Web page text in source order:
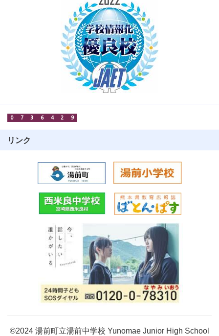
0 7 3 6 4 2 9
リンク
©2024 湯前町立湯前中学校 Yunomae Junior High School